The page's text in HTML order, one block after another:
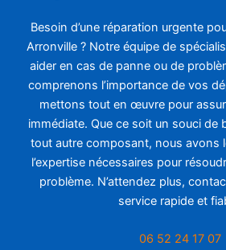
Besoin d’une réparation urgente
Arronville ? Notre équipe de
aider en cas de panne ou de
comprenons l’importance de vos
mettons tout en œuvre pour
immédiate. Que ce soit un souci de
tout autre composant, nous avons
l’expertise nécessaires pour
problème. N’attendez plus,
service rapide et
06 52 24 17 07